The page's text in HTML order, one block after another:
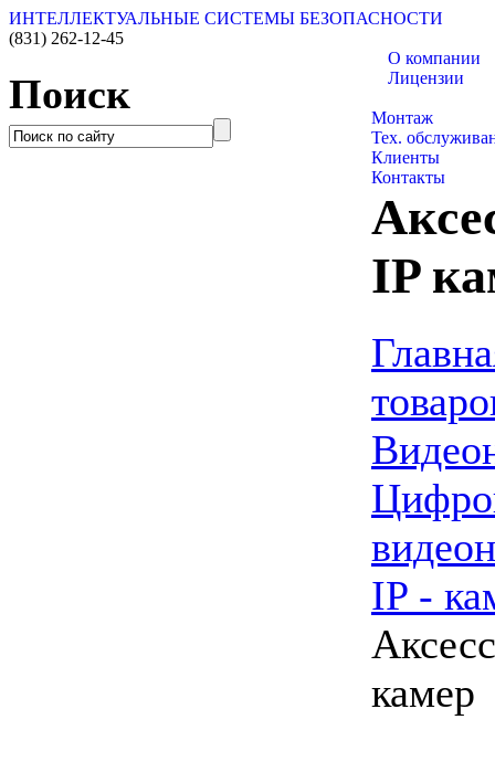
ИНТЕЛЛЕКТУАЛЬНЫЕ СИСТЕМЫ БЕЗОПАСНОСТИ
(831) 262-12-45
Поиск
О компании
Лицензии
Монтаж
Тех.
Клиенты
Контакты
IP
IP -
камер